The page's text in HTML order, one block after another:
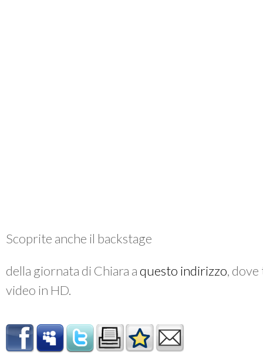
Scoprite anche il backstage
della giornata di Chiara aquesto indirizzo,
video in HD.